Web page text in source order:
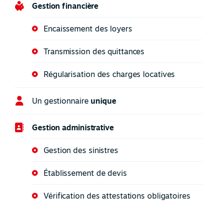
Gestion financière
Encaissement des loyers
Transmission des quittances
Régularisation des charges locatives
Un gestionnaire unique
Gestion administrative
Gestion des sinistres
Établissement de devis
Vérification des attestations obligatoires